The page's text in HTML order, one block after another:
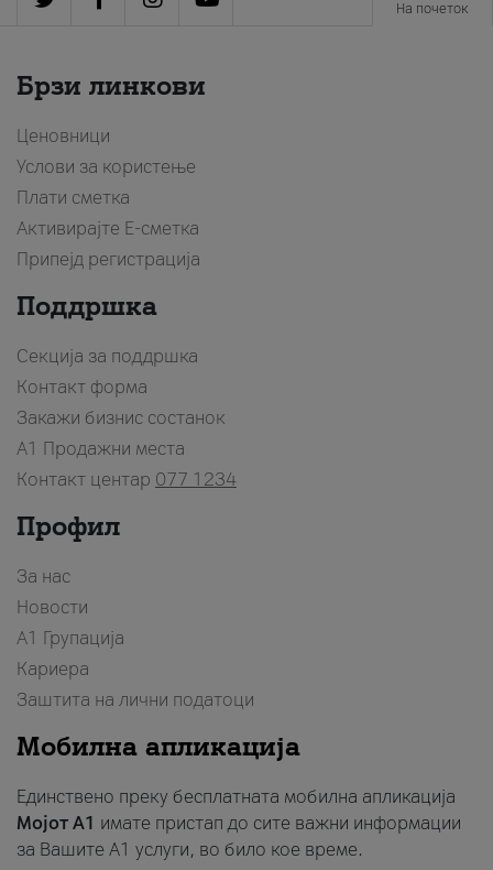
На почеток
Брзи линкови
Ценовници
Услови за користење
Плати сметка
Активирајте Е-сметка
Припејд регистрација
Поддршка
Секција за поддршка
Контакт форма
Закажи бизнис состанок
A1 Продажни места
Контакт центар 077 1234
Профил
За нас
Новости
А1 Групација
Кариера
Заштита на лични податоци
Мобилна апликација
Единствено преку бесплатната мобилна апликација
Мојот A1 имате пристап до сите важни информации
за Вашите A1 услуги, во било кое време.